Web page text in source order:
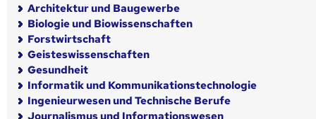
Architektur und Baugewerbe
Biologie und Biowissenschaften
Forstwirtschaft
Geisteswissenschaften
Gesundheit
Informatik und Kommunikationstechnologie
Ingenieurwesen und Technische Berufe
Journalismus und Informationswesen